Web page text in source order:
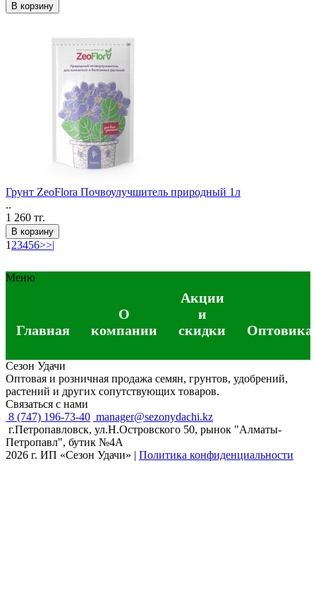
В корзину
Грунт ZeoFlora Почвоулучшитель природный 1л
..
1 260 тг.
В корзину
1 23456>>|
Меню
Главная
О
компании
Акции
и
скидки
Сезон Удачи
Оптовая и розничная продажа семян, грунтов, удобрений,
растений и других сопутствующих товаров.
Связаться с нами
8 (747) 196-73-40 manager@sezonydachi.kz
г.Петропавловск, ул.Н.Островского 50, рынок "Алматы-
Петропавл", бутик №4A
2026 г. ИП «Сезон Удачи» | Политика конфиденциальности